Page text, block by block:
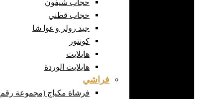
حجاب شيفون
حجاب قطني
جيد رولر و غوا شا
كونتور
هايلايت
هايلايت الوردة
فراشي
فرشاة مكياج (مجموعة رقم 2)